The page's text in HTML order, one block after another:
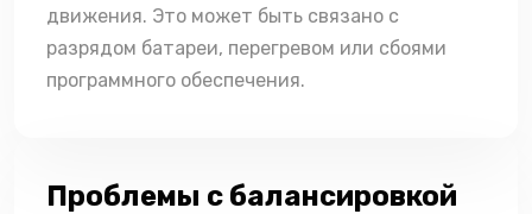
движения. Это может быть связано с
разрядом батареи, перегревом или сбоями
программного обеспечения.
Проблемы с балансировкой